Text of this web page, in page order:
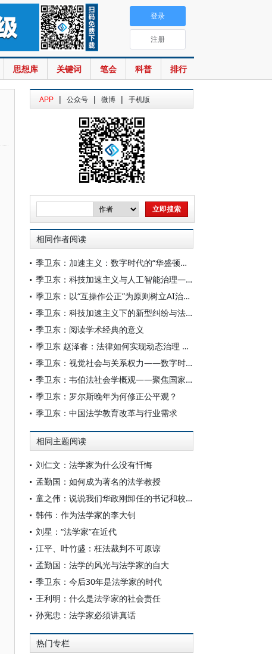
思想库 关键词 笔会 科普 排行
登录
注册
APP | 公众号 | 微博 | 手机版
相同作者阅读
季卫东：加速主义：数字时代的“华盛顿共识2.0”？[1]
季卫东：科技加速主义与人工智能治理——对中国方案的重新认识
季卫东：以“互操作公正”为原则树立AI治理新框架
季卫东：科技加速主义下的新型纠纷与法治应对
季卫东：阅读学术经典的意义
季卫东 赵泽睿：法律如何实现动态治理 —— 人工智能不确定性的立法应对
季卫东：视觉社会与关系权力——数字时代背景下重新认识福柯的法社会学理论
季卫东：韦伯法社会学概观——聚焦国家与法的理性化
季卫东：罗尔斯晚年为何修正公平观？
季卫东：中国法学教育改革与行业需求
相同主题阅读
刘仁文：法学家为什么没有忏悔
孟勤国：如何成为著名的法学教授
童之伟：说说我们华政刚卸任的书记和校长
韩伟：作为法学家的李大钊
刘星：“法学家”在近代
江平、叶竹盛：枉法裁判不可原谅
孟勤国：法学的风光与法学家的自大
季卫东：今后30年是法学家的时代
王利明：什么是法学家的社会责任
孙宪忠：法学家必须讲真话
热门专栏